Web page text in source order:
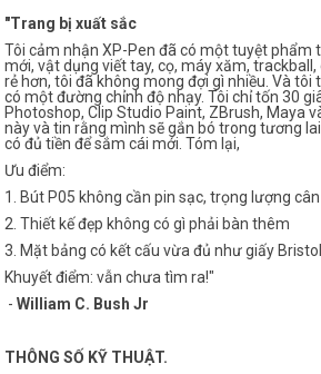
"Trang bị xuất sắc
Tôi cảm nhận XP-Pen đã có một tuyệt phẩm
mới, vật dụng viết tay, cọ, máy xăm,
rẻ hơn, tôi đã không mong đợi gì nhiều. Và
có một đường chỉnh độ nhạy. Tôi chỉ tốn 30
Photoshop, Clip Studio Paint, ZBrush, Maya
này và tin rằng mình sẽ gắn bó trong tương
có đủ tiền để sắm cái mới. Tóm lại,
Ưu điểm:
1. Bút P05 không cần pin sạc, trọng lượng
2. Thiết kế đẹp không có gì phải bàn thêm
3. Mặt bảng có kết cấu vừa đủ như giấy
Khuyết điểm: vẫn chưa tìm ra!"
- William C. Bush Jr
THÔNG SỐ KỸ THUẬT.